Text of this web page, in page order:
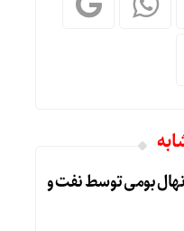
نهال بومی توسط نفت و